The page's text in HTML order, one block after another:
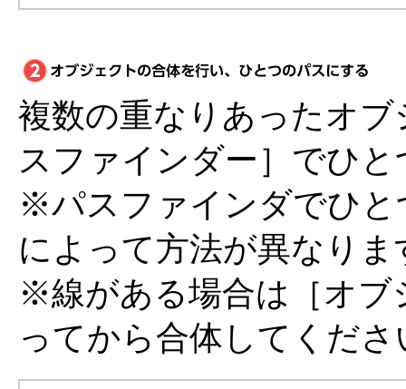
複数の重なりあったオ
スファインダー］でひ
※パスファインダでひと
によって方法が異なりま
※線がある場合は［オ
ってから合体してくださ